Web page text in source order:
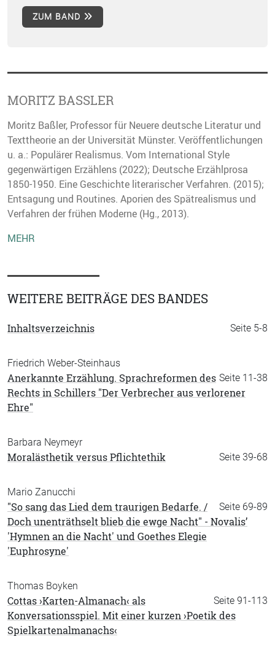
ZUM BAND
MORITZ BASSLER
Moritz Baßler, Professor für Neuere deutsche Literatur und
Texttheorie an der Universität Münster. Veröffentlichungen
u. a.: Populärer Realismus. Vom International Style
gegenwärtigen Erzählens (2022); Deutsche Erzählprosa
1850-1950. Eine Geschichte literarischer Verfahren. (2015);
Entsagung und Routines. Aporien des Spätrealismus und
Verfahren der frühen Moderne (Hg., 2013).
MEHR
WEITERE BEITRÄGE DES BANDES
Seite 5-8
Inhaltsverzeichnis
Friedrich Weber-Steinhaus
Seite 11-38
Anerkannte Erzählung. Sprachreformen des
Rechts in Schillers "Der Verbrecher aus verlorener
Ehre"
Barbara Neymeyr
Seite 39-68
Moralästhetik versus Pflichtethik
Mario Zanucchi
Seite 69-89
"So sang das Lied dem traurigen Bedarfe. /
Doch unenträthselt blieb die ewge Nacht" - Novalis’
'Hymnen an die Nacht' und Goethes Elegie
'Euphrosyne'
Thomas Boyken
Seite 91-113
Cottas ›Karten-Almanach‹ als
Konversationsspiel. Mit einer kurzen ›Poetik des
Spielkartenalmanachs‹